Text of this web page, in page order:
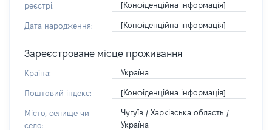
реєстрі:
[Конфіденційна інформація]
Дата народження: [Конфіденційна інформація]
Зареєстроване місце проживання
Країна: Україна
Поштовий індекс: [Конфіденційна інформація]
Місто, селище чи
село:
Чугуїв / Харківська область /
Україна